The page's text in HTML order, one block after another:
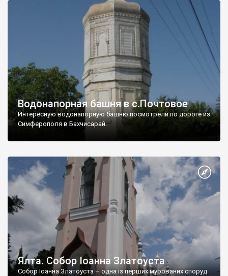
Водонапорная башня в с.Почтовое
Интересную водонапорную башню посмотрели по дороге из
Симферополя в Бахчисарай.
Ялта. Собор Іоанна Златоуста
Собор Іоанна Златоуста – одна із перших мурованих споруд